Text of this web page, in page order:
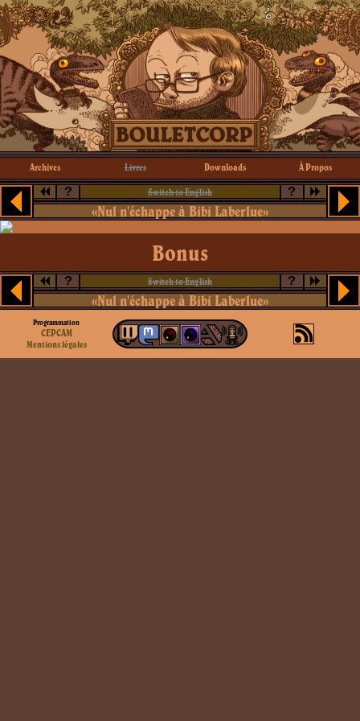
Archives Livres Downloads À Propos
? Switch to English ?
«Nul n'échappe à Bibi Laberlue»
Bonus
? Switch to English ?
«Nul n'échappe à Bibi Laberlue»
Programmation
CEPCAM
Mentions légales